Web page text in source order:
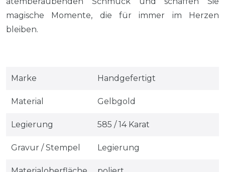
magische Momente, die für immer im Herzen
bleiben.
Marke Handgefertigt
Material Gelbgold
Legierung 585 / 14 Karat
Gravur / Stempel Legierung